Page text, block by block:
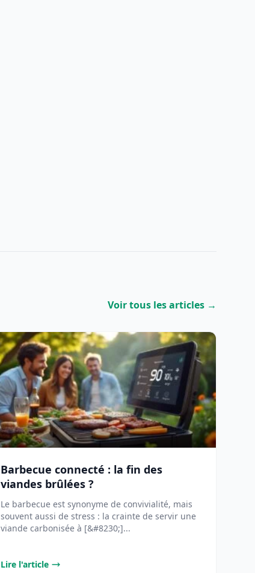
Voir tous les articles →
Barbecue connecté : la fin des
viandes brûlées ?
Le barbecue est synonyme de convivialité, mais
souvent aussi de stress : la crainte de servir une
viande carbonisée à [&#8230;]...
Lire l'article